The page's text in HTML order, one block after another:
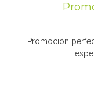
Promoción